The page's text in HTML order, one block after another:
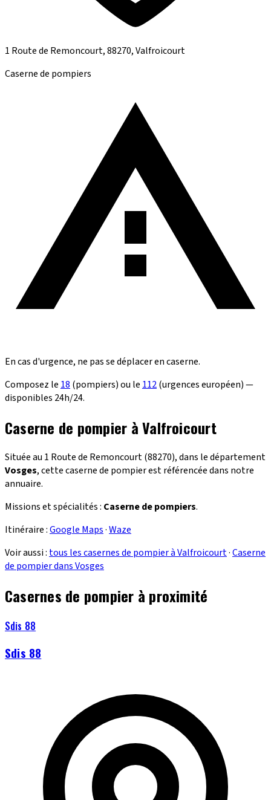
1 Route de Remoncourt, 88270, Valfroicourt
Caserne de pompiers
En cas d'urgence, ne pas se déplacer en caserne.
Composez le 18 (pompiers) ou le 112(urgences européen) —
disponibles 24h/24.
Caserne de pompier à Valfroicourt
Située au 1 Route de Remoncourt (88270), dans le département
Vosges, cette caserne de pompier est référencée dans notre
annuaire.
Missions et spécialités : Caserne de pompiers.
Itinéraire :Google Maps·Waze
Voir aussi : tous les casernes de pompier à Valfroicourt·Caserne
de pompier dans Vosges
Casernes de pompier à proximité
Sdis 88
Sdis 88